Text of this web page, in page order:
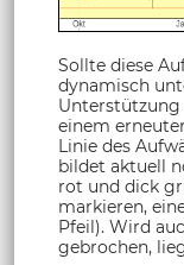
Sollte diese
dynamisch
Unterstützung
einem
Linie des
bildet aktuell
rot und dick
markieren,
Pfeil). Wird
gebrochen,